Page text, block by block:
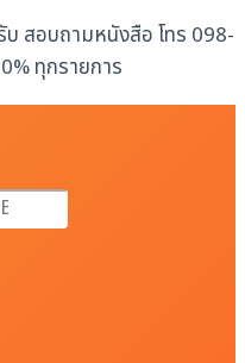
บ สอบถามหนังสือ โทร 098-
ทุกรายการ